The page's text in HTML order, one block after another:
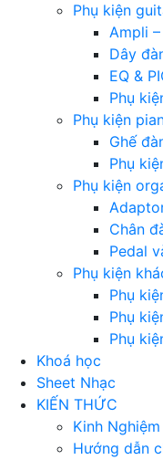
Phụ kiện
Ampli
Dây
EQ &
Phụ
Phụ kiện
Ghế
Phụ
Phụ kiện
Chân
Pedal
Phụ kiện
Phụ
Phụ
Phụ
Khoá học
Sheet Nhạc
KIẾN THỨC
Kinh
Hướng dẫn